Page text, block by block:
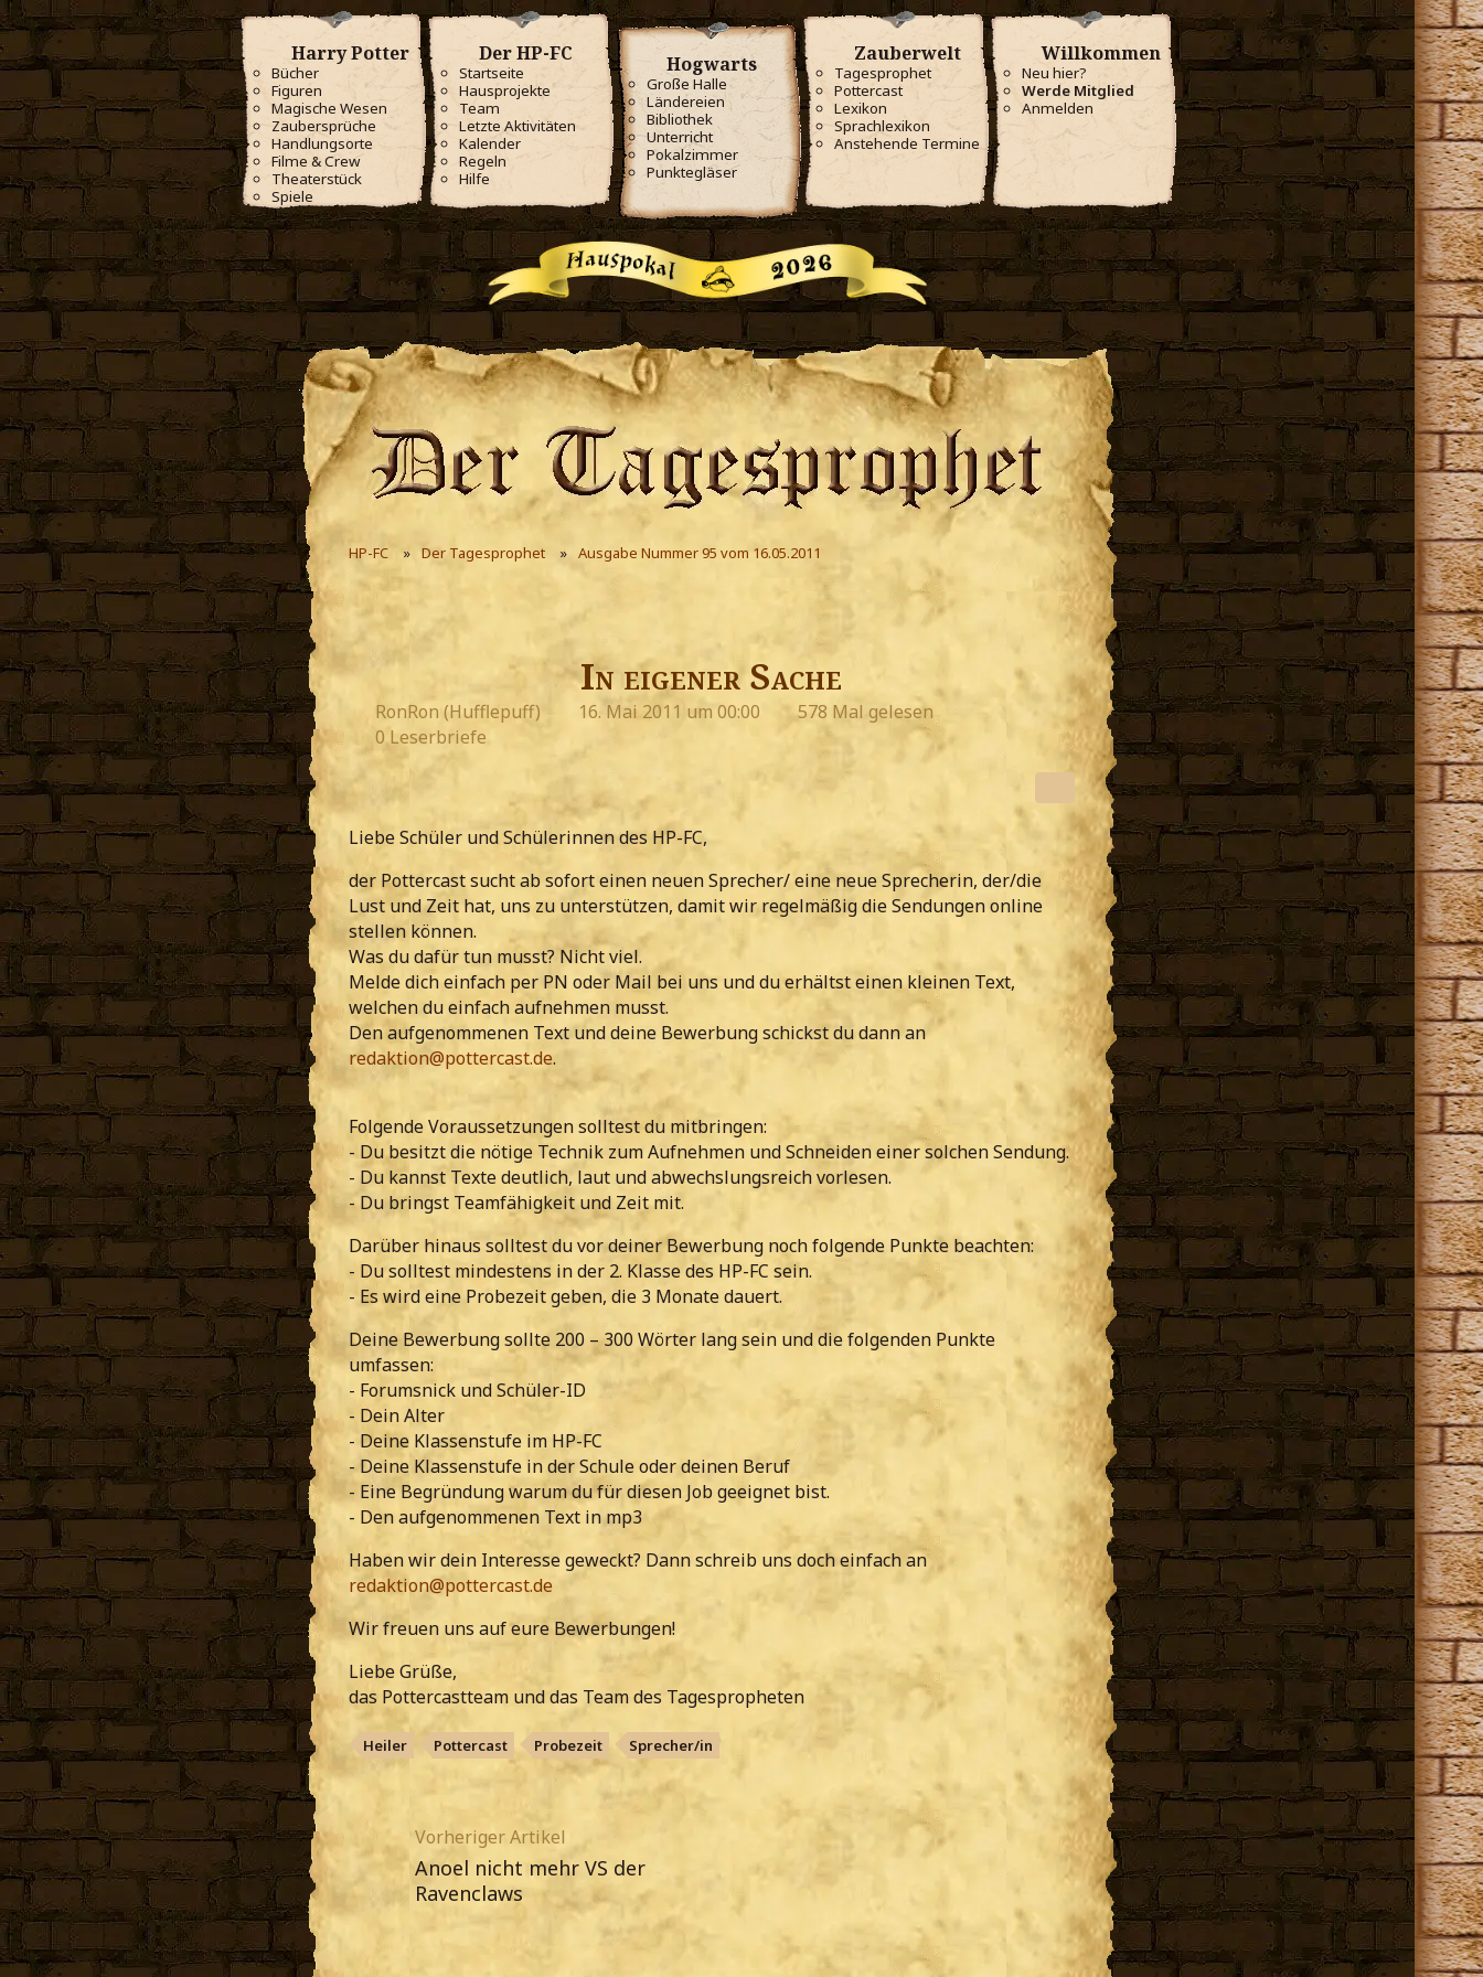
Harry Potter
Bücher
Figuren
Magische Wesen
Zaubersprüche
Handlungsorte
Filme & Crew
Theaterstück
Spiele
Der HP-FC
Startseite
Hausprojekte
Team
Letzte Aktivitäten
Kalender
Regeln
Hilfe
Hogwarts
Große Halle
Ländereien
Bibliothek
Unterricht
Pokalzimmer
Punktegläser
Zauberwelt
Tagesprophet
Pottercast
Lexikon
Sprachlexikon
Anstehende Termine
Willkommen
Neu hier?
Werde Mitglied
Anmelden
HP-FC Der Tagesprophet Ausgabe Nummer 95 vom 16.05.2011
In eigener Sache
RonRon (Hufflepuff) 16. Mai 2011 um 00:00
578 Mal gelesen
0 Leserbriefe
Liebe Schüler und Schülerinnen des HP-FC,
der Pottercast sucht ab sofort einen neuen Sprecher/ eine neue Sprecherin, der/die
Lust und Zeit hat, uns zu unterstützen, damit wir regelmäßig die Sendungen online
stellen können.
Was du dafür tun musst? Nicht viel.
Melde dich einfach per PN oder Mail bei uns und du erhältst einen kleinen Text,
welchen du einfach aufnehmen musst.
Den aufgenommenen Text und deine Bewerbung schickst du dann an
redaktion@pottercast.de.
Folgende Voraussetzungen solltest du mitbringen:
- Du besitzt die nötige Technik zum Aufnehmen und Schneiden einer solchen Sendung.
- Du kannst Texte deutlich, laut und abwechslungsreich vorlesen.
- Du bringst Teamfähigkeit und Zeit mit.
Darüber hinaus solltest du vor deiner Bewerbung noch folgende Punkte beachten:
- Du solltest mindestens in der 2. Klasse des HP-FC sein.
- Es wird eine Probezeit geben, die 3 Monate dauert.
Deine Bewerbung sollte 200 – 300 Wörter lang sein und die folgenden Punkte
umfassen:
- Forumsnick und Schüler-ID
- Dein Alter
- Deine Klassenstufe im HP-FC
- Deine Klassenstufe in der Schule oder deinen Beruf
- Eine Begründung warum du für diesen Job geeignet bist.
- Den aufgenommenen Text in mp3
Haben wir dein Interesse geweckt? Dann schreib uns doch einfach an
redaktion@pottercast.de
Wir freuen uns auf eure Bewerbungen!
Liebe Grüße,
das Pottercastteam und das Team des Tagespropheten
Heiler Pottercast Probezeit Sprecher/in
Vorheriger Artikel
Anoel nicht mehr VS der
Ravenclaws